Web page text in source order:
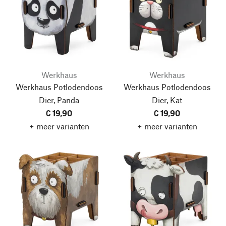
Werkhaus
Werkhaus Potlodendoos
Dier, Panda
€ 19,90
+ meer varianten
Werkhaus
Werkhaus Potlodendoos
Dier, Kat
€ 19,90
+ meer varianten